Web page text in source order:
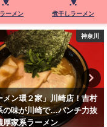
ーメン 煮干しラーメン
神奈川
メン環２家」川崎店！吉村
の味が川崎で…パンチ力抜
厚家系ラーメン